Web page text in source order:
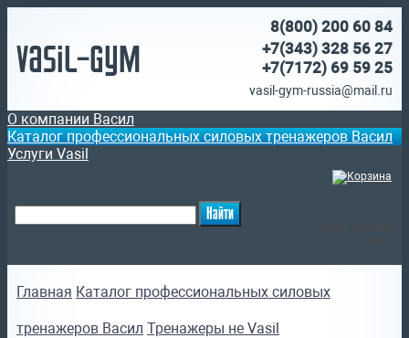
Vasil-Gym
8(800) 200 60 84
+7(343) 328 56 27
+7(7172) 69 59 25
vasil-gym-russia@mail.ru
О компании Васил
Каталог профессиональных силовых тренажеров Васил
Услуги Vasil
Главная Каталог профессиональных силовых
тренажеров Васил Тренажеры не Vasil